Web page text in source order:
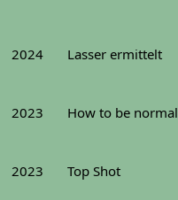
2024 Lasser ermittelt
2023 How to be normal
2023 Top Shot